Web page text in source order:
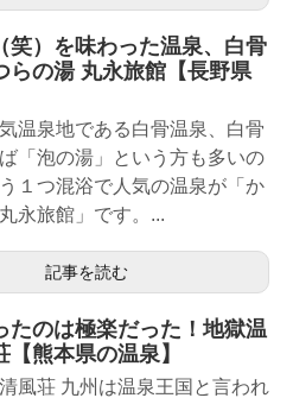
笑）を味わった温泉、白骨
の湯 丸永旅館【長野県
温泉地である白骨温泉、白骨
「泡の湯」という方も多いの
１つ混浴で人気の温泉が「か
永旅館」です。...
記事を読む
たのは極楽だった！地獄温
熊本県の温泉】
風荘 九州は温泉王国と言われ